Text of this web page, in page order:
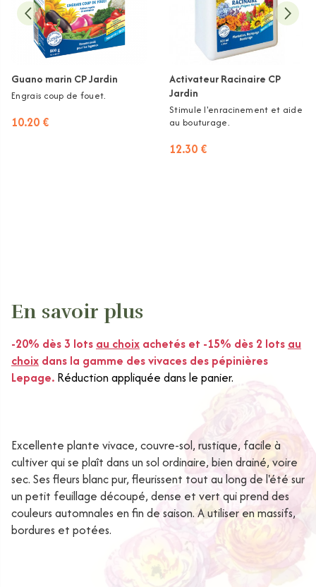
Guano marin CP Jardin
Engrais coup de fouet.
10.20 €
Activateur Racinaire CP
Jardin
Stimule l'enracinement et aide
au bouturage.
12.30 €
En savoir plus
-20% dès 3 lots au choix achetés et -15% dès 2 lots au
choix dans la gamme des vivaces des pépinières
Lepage. Réduction appliquée dans le panier.
Excellente plante vivace, couvre-sol, rustique, facile à
cultiver qui se plaît dans un sol ordinaire, bien drainé, voire
sec. Ses fleurs blanc pur, fleurissent tout au long de l'été sur
un petit feuillage découpé, dense et vert qui prend des
couleurs automnales en fin de saison. A utiliser en massifs,
bordures et potées.